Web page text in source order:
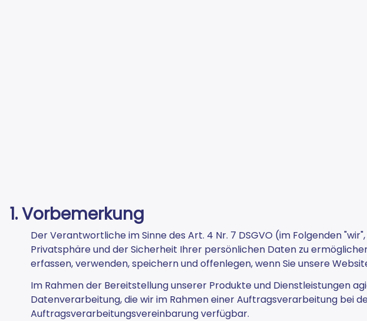
1. Vorbemerkung
Der Verantwortliche im Sinne des Art. 4 Nr. 7 DSGVO (im Folgenden
Privatsphäre und der Sicherheit Ihrer persönlichen Daten zu
erfassen, verwenden, speichern und offenlegen, wenn Sie unsere
Im Rahmen der Bereitstellung unserer Produkte und Dienstleistungen
Datenverarbeitung, die wir im Rahmen einer Auftragsverarbeitung bei
Auftragsverarbeitungsvereinbarung verfügbar.